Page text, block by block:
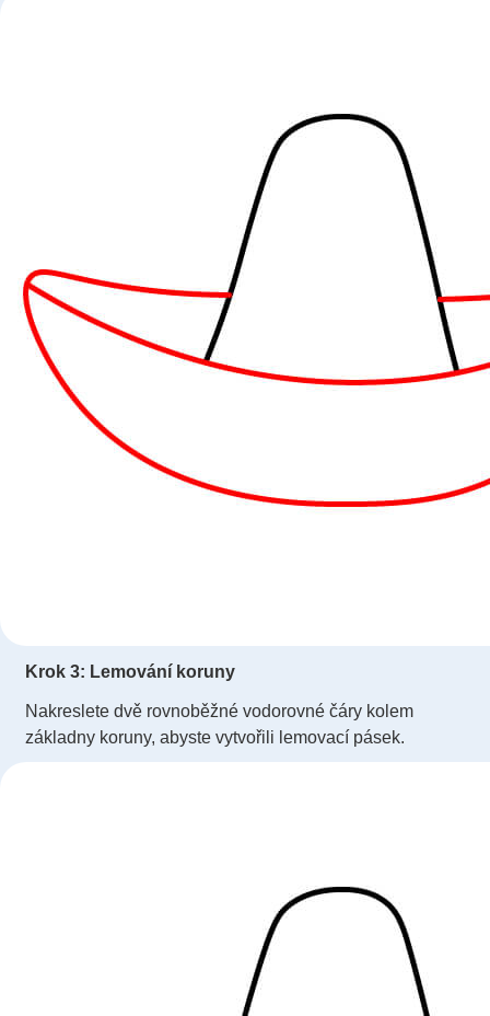
Krok 3: Lemování koruny
Nakreslete dvě rovnoběžné vodorovné čáry kolem
základny koruny, abyste vytvořili lemovací pásek.